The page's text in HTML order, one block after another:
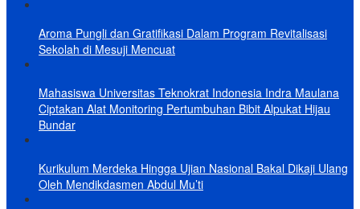
Aroma Pungli dan Gratifikasi Dalam Program Revitalisasi
Sekolah di Mesuji Mencuat
Mahasiswa Universitas Teknokrat Indonesia Indra Maulana
Ciptakan Alat Monitoring Pertumbuhan Bibit Alpukat Hijau
Bundar
Kurikulum Merdeka Hingga Ujian Nasional Bakal Dikaji Ulang
Oleh Mendikdasmen Abdul Mu’ti